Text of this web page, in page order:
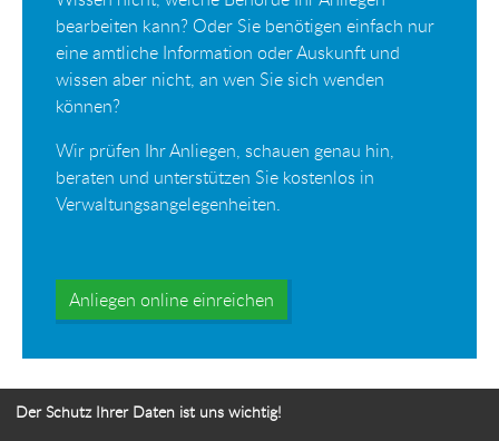
bearbeiten kann? Oder Sie benötigen einfach nur
eine amtliche Information oder Auskunft und
wissen aber nicht, an wen Sie sich wenden
können?
Wir prüfen Ihr Anliegen, schauen genau hin,
beraten und unterstützen Sie kostenlos in
Verwaltungsangelegenheiten.
Anliegen online einreichen
Der Schutz Ihrer Daten ist uns wichtig!